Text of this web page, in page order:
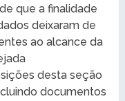
que a finalidade
deixaram de
ao alcance da
desta seção
documentos